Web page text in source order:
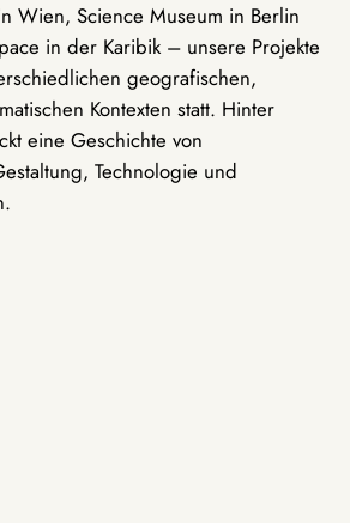
Wien, Science Museum in Berlin
in der Karibik – unsere Projekte
geografischen,
Kontexten statt. Hinter
eine Geschichte von
Technologie und